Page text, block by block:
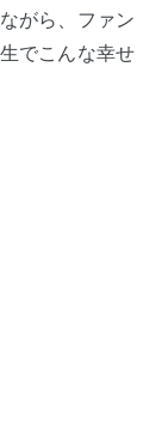
がら、ファン
でこんな幸せ